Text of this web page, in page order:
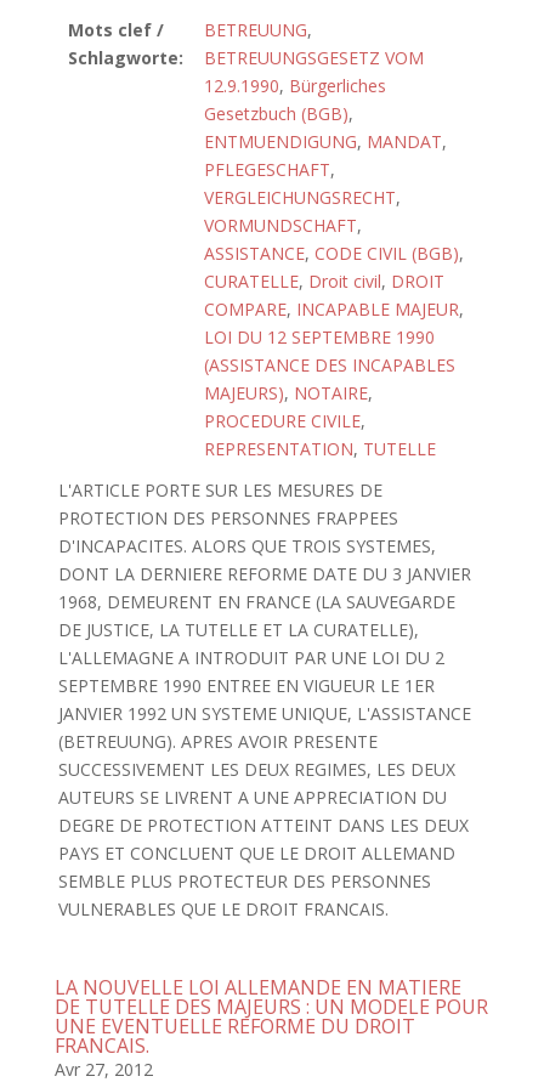
Mots clef /
Schlagworte:
BETREUUNG,
BETREUUNGSGESETZ VOM
12.9.1990, Bürgerliches
Gesetzbuch (BGB),
ENTMUENDIGUNG, MANDAT,
PFLEGESCHAFT,
VERGLEICHUNGSRECHT,
VORMUNDSCHAFT,
ASSISTANCE, CODE CIVIL (BGB),
CURATELLE, Droit civil, DROIT
COMPARE, INCAPABLE MAJEUR,
LOI DU 12 SEPTEMBRE 1990
(ASSISTANCE DES INCAPABLES
MAJEURS), NOTAIRE,
PROCEDURE CIVILE,
REPRESENTATION, TUTELLE
L'ARTICLE PORTE SUR LES MESURES DE
PROTECTION DES PERSONNES FRAPPEES
D'INCAPACITES. ALORS QUE TROIS SYSTEMES,
DONT LA DERNIERE REFORME DATE DU 3 JANVIER
1968, DEMEURENT EN FRANCE (LA SAUVEGARDE
DE JUSTICE, LA TUTELLE ET LA CURATELLE),
L'ALLEMAGNE A INTRODUIT PAR UNE LOI DU 2
SEPTEMBRE 1990 ENTREE EN VIGUEUR LE 1ER
JANVIER 1992 UN SYSTEME UNIQUE, L'ASSISTANCE
(BETREUUNG). APRES AVOIR PRESENTE
SUCCESSIVEMENT LES DEUX REGIMES, LES DEUX
AUTEURS SE LIVRENT A UNE APPRECIATION DU
DEGRE DE PROTECTION ATTEINT DANS LES DEUX
PAYS ET CONCLUENT QUE LE DROIT ALLEMAND
SEMBLE PLUS PROTECTEUR DES PERSONNES
VULNERABLES QUE LE DROIT FRANCAIS.
LA NOUVELLE LOI ALLEMANDE EN MATIERE
DE TUTELLE DES MAJEURS : UN MODELE POUR
UNE EVENTUELLE REFORME DU DROIT
FRANCAIS.
Avr 27, 2012